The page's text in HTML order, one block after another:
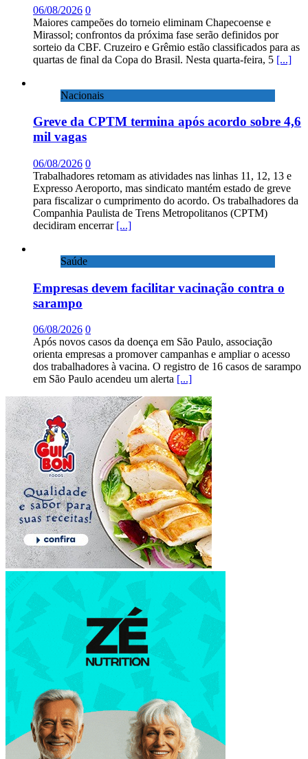
06/08/2026 0
Maiores campeões do torneio eliminam Chapecoense e
Mirassol; confrontos da próxima fase serão definidos por
sorteio da CBF. Cruzeiro e Grêmio estão classificados para as
quartas de final da Copa do Brasil. Nesta quarta-feira, 5 [...]
Nacionais
Greve da CPTM termina após acordo sobre 4,6
mil vagas
06/08/2026 0
Trabalhadores retomam as atividades nas linhas 11, 12, 13 e
Expresso Aeroporto, mas sindicato mantém estado de greve
para fiscalizar o cumprimento do acordo. Os trabalhadores da
Companhia Paulista de Trens Metropolitanos (CPTM)
decidiram encerrar [...]
Saúde
Empresas devem facilitar vacinação contra o
sarampo
06/08/2026 0
Após novos casos da doença em São Paulo, associação
orienta empresas a promover campanhas e ampliar o acesso
dos trabalhadores à vacina. O registro de 16 casos de sarampo
em São Paulo acendeu um alerta [...]